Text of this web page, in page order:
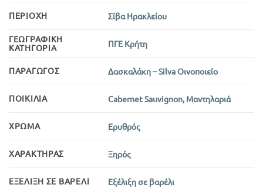
ΠΕΡΙΟΧΉ Σίβα Ηρακλείου
ΓΕΩΓΡΑΦΙΚΉ
ΚΑΤΗΓΟΡΊΑ
ΠΓΕ Κρήτη
ΠΑΡΑΓΩΓΌΣ Δασκαλάκη – Silva Οινοποιείο
ΠΟΙΚΙΛΊΑ Cabernet Sauvignon, Μαντηλαριά
ΧΡΏΜΑ Ερυθρός
ΧΑΡΑΚΤΉΡΑΣ Ξηρός
ΕΞΈΛΙΞΗ ΣΕ ΒΑΡΈΛΙ Εξέλιξη σε βαρέλι